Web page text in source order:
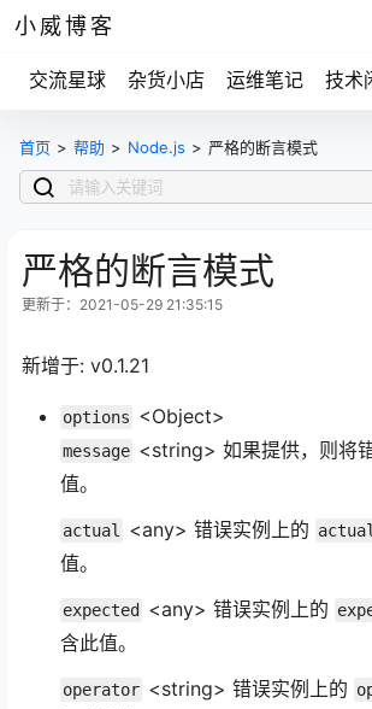
小威博客
交流星球 杂货小店 运维笔记 技术
首页 > 帮助 > Node.js > 严格的断言模式
严格的断言模式
更新于：2021-05-29 21:35:15
新增于: v0.1.21
options <Object>
message <string> 如果提供，则将
值。
actual <any> 错误实例上的 actual
值。
expected <any> 错误实例上的
含此值。
operator <string> 错误实例上的